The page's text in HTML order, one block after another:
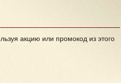
акцию или промокод из этого